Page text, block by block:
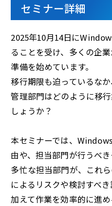
セミナー詳細
2025年10月14日に
ることを受け、多くの企
準備を始めています。
移行期限も迫っているな
管理部門はどのように移
しょうか？
本セミナーでは、
由や、担当部門が行うべ
多忙な担当部門が、これ
によるリスクや検討すべき
加えて作業を効率的に進